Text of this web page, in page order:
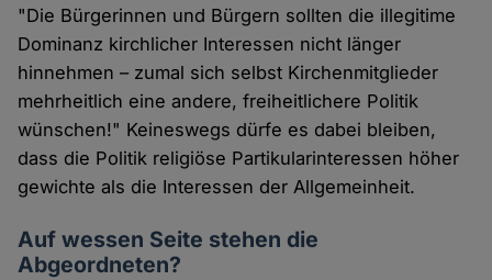
"Die Bürgerinnen und Bürgern sollten die illegitime
Dominanz kirchlicher Interessen nicht länger
hinnehmen – zumal sich selbst Kirchenmitglieder
mehrheitlich eine andere, freiheitlichere Politik
wünschen!" Keineswegs dürfe es dabei bleiben,
dass die Politik religiöse Partikularinteressen höher
gewichte als die Interessen der Allgemeinheit.
Auf wessen Seite stehen die
Abgeordneten?